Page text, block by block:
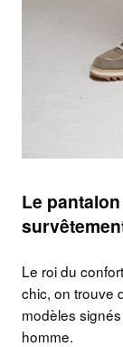
Le
Le roi du
chic, on trouve
modèles
homme.